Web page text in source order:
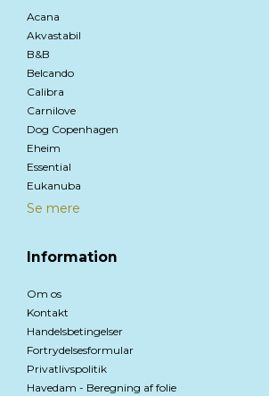
Acana
Akvastabil
B&B
Belcando
Calibra
Carnilove
Dog Copenhagen
Eheim
Essential
Eukanuba
Se mere
Information
Om os
Kontakt
Handelsbetingelser
Fortrydelsesformular
Privatlivspolitik
Havedam - Beregning af folie